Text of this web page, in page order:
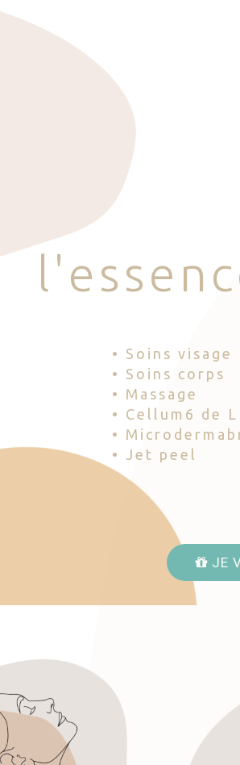
l 'esse nc
• Soins visage
• Soins corps
• Massage
• Cellum6 de
•
• Jet peel
JE